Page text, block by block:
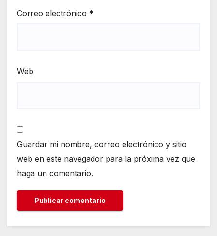
Correo electrónico *
Web
Guardar mi nombre, correo electrónico y sitio
web en este navegador para la próxima vez que
haga un comentario.